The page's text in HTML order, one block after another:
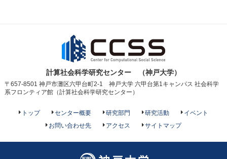
計算社会科学研究センター （神戸大学）
〒657-8501 神戸市灘区六甲台町2-1 神戸大学 六甲台第1キャンパス 社会科学
系フロンティア館（計算社会科学研究センター）
トップ センター概要 研究部門 研究活動
イベント
お問い合わせ先
アクセス サイトマップ